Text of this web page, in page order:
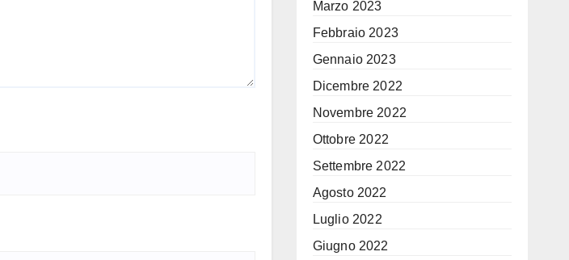
Marzo 2023
Febbraio 2023
Gennaio 2023
Dicembre 2022
Novembre 2022
Ottobre 2022
Settembre 2022
Agosto 2022
Luglio 2022
Giugno 2022